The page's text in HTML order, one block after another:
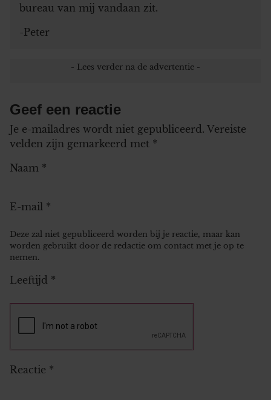
bureau van mij vandaan zit.
-Peter
Geef een reactie
Je e-mailadres wordt niet gepubliceerd. Vereiste
velden zijn gemarkeerd met *
Naam *
E-mail *
Deze zal niet gepubliceerd worden bij je reactie, maar kan
worden gebruikt door de redactie om contact met je op te
nemen.
Leeftijd *
Reactie *